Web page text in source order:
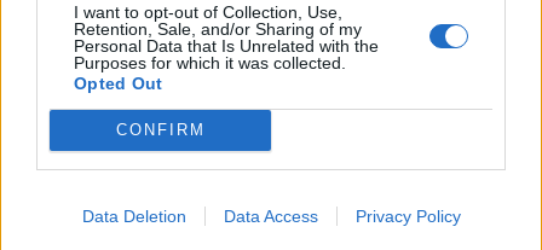
I want to opt-out of Collection, Use,
Retention, Sale, and/or Sharing of my
Personal Data that Is Unrelated with the
Purposes for which it was collected.
Opted Out
CONFIRM
Data Deletion Data Access Privacy Policy
BOL 1-0 COM
3 MIL 1-0 BOL
LEC 2-2 BOL